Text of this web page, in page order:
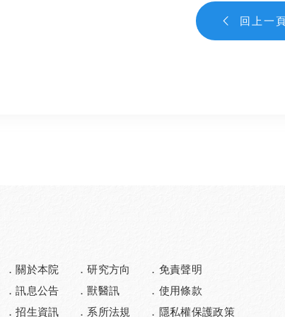
回上一
關於本院
訊息公告
招生資訊
研究方向
獸醫訊
系所法規
免責聲明
使用條款
隱私權保護政策